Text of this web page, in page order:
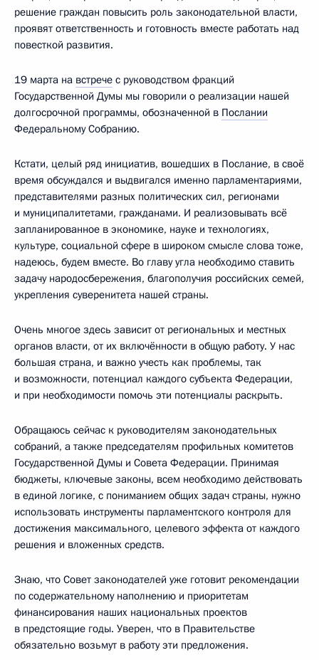
решение граждан повысить роль законодательной власти,
проявят ответственность и готовность вместе работать над
повесткой развития.
19 марта на встрече с руководством фракций
Государственной Думы мы говорили о реализации нашей
долгосрочной программы, обозначенной в Послании
Федеральному Собранию.
Кстати, целый ряд инициатив, вошедших в Послание, в своё
время обсуждался и выдвигался именно парламентариями,
представителями разных политических сил, регионами
и муниципалитетами, гражданами. И реализовывать всё
запланированное в экономике, науке и технологиях,
культуре, социальной сфере в широком смысле слова тоже,
надеюсь, будем вместе. Во главу угла необходимо ставить
задачу народосбережения, благополучия российских семей,
укрепления суверенитета нашей страны.
Очень многое здесь зависит от региональных и местных
органов власти, от их включённости в общую работу. У нас
большая страна, и важно учесть как проблемы, так
и возможности, потенциал каждого субъекта Федерации,
и при необходимости помочь эти потенциалы раскрыть.
Обращаюсь сейчас к руководителям законодательных
собраний, а также председателям профильных комитетов
Государственной Думы и Совета Федерации. Принимая
бюджеты, ключевые законы, всем необходимо действовать
в единой логике, с пониманием общих задач страны, нужно
использовать инструменты парламентского контроля для
достижения максимального, целевого эффекта от каждого
решения и вложенных средств.
Знаю, что Совет законодателей уже готовит рекомендации
по содержательному наполнению и приоритетам
финансирования наших национальных проектов
в предстоящие годы. Уверен, что в Правительстве
обязательно возьмут в работу эти предложения.